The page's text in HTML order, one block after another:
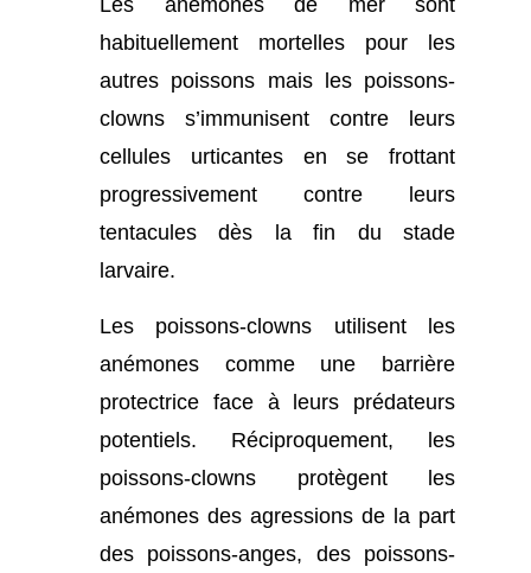
Les anémones de mer sont
habituellement mortelles pour les
autres poissons mais les poissons-
clowns s’immunisent contre leurs
cellules urticantes en se frottant
progressivement contre leurs
tentacules dès la fin du stade
larvaire.
Les poissons-clowns utilisent les
anémones comme une barrière
protectrice face à leurs prédateurs
potentiels. Réciproquement, les
poissons-clowns protègent les
anémones des agressions de la part
des poissons-anges, des poissons-